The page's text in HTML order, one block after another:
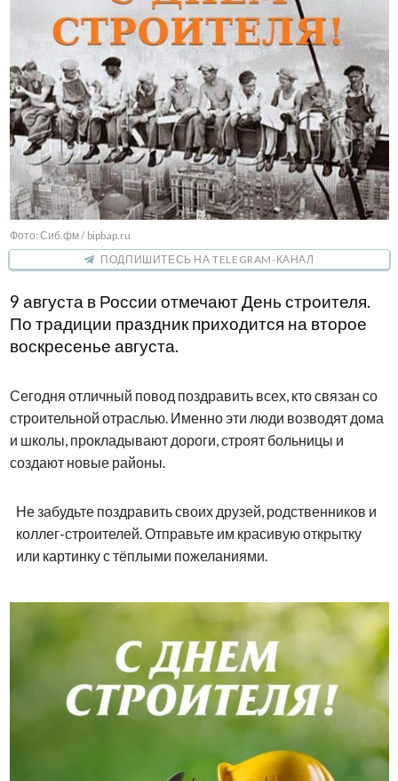
Фото: Сиб.фм / bipbap.ru
ПОДПИШИТЕСЬ НА TELEGRAM-КАНАЛ
9 августа в России отмечают День строителя.
По традиции праздник приходится на второе
воскресенье августа.
Сегодня отличный повод поздравить всех, кто связан со
строительной отраслью. Именно эти люди возводят дома
и школы, прокладывают дороги, строят больницы и
создают новые районы.
Не забудьте поздравить своих друзей, родственников и
коллег-строителей. Отправьте им красивую открытку
или картинку с тёплыми пожеланиями.